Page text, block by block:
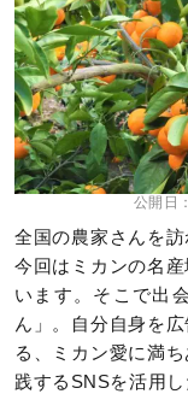
公開日
全国の農家さんを
今回はミカンの名
います。そこで出
ん」。自分自身を
る、ミカン愛に満
践するSNSを活用